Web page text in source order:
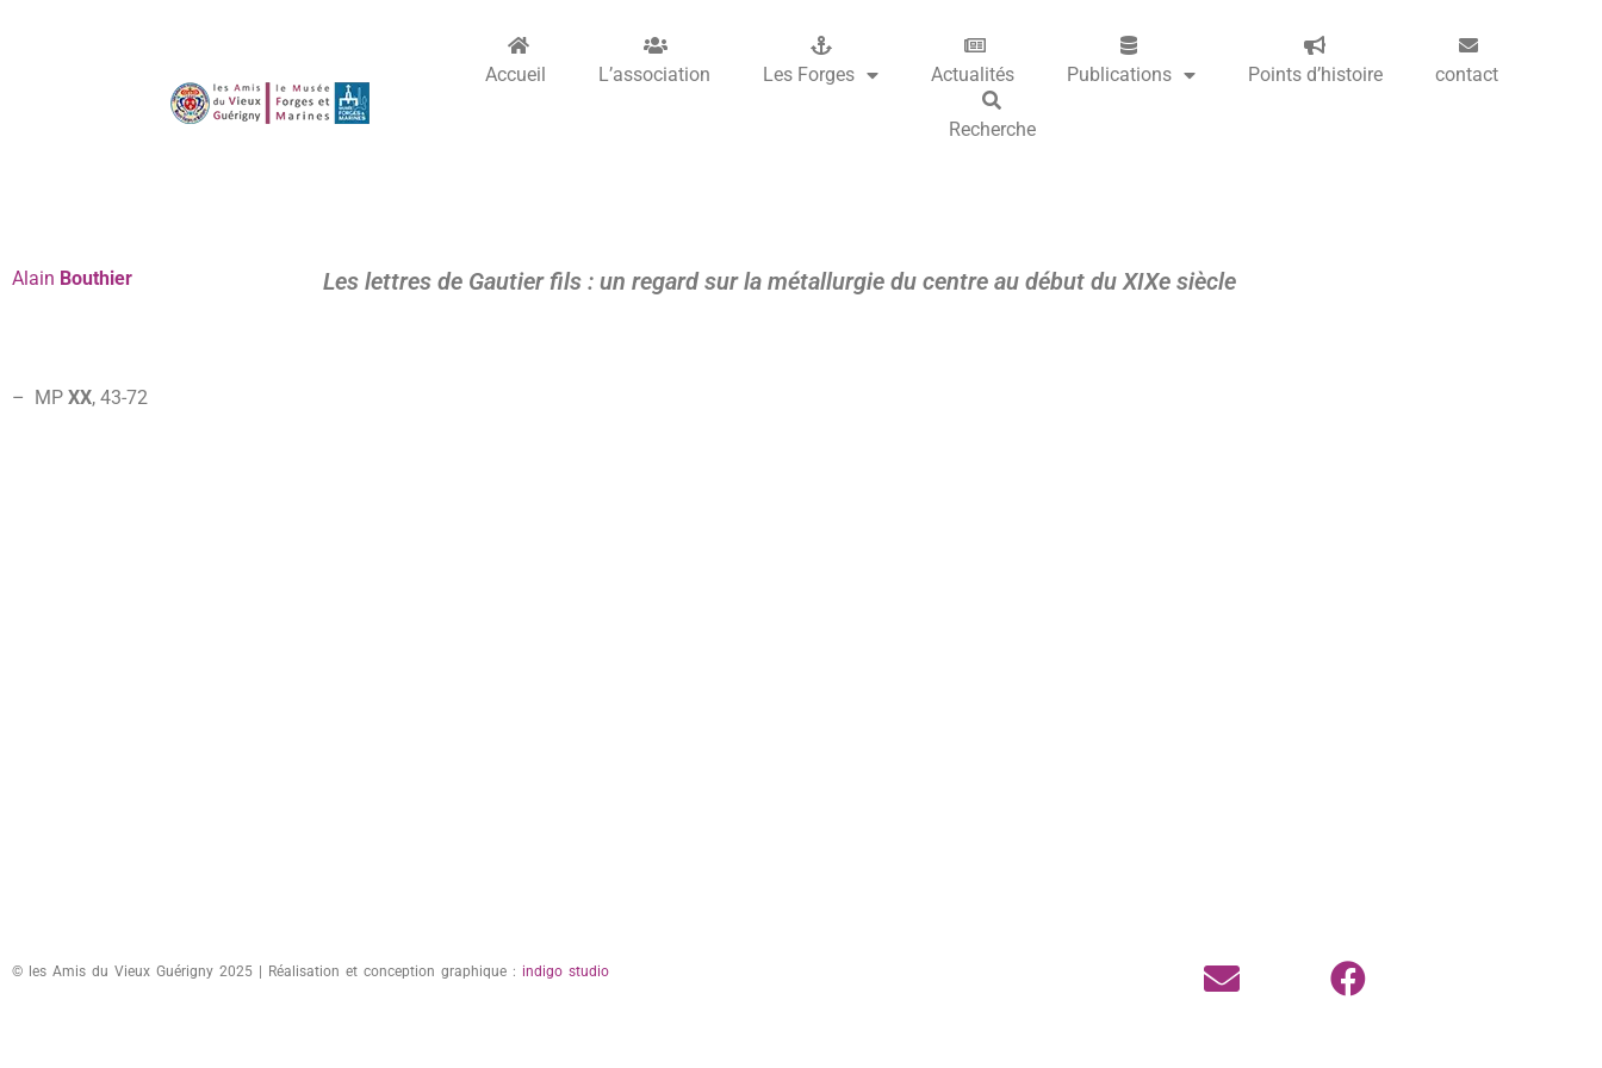
Accueil L’association Les Forges Actualités Publications Points d’histoire contact
Recherche
Alain Bouthier Les lettres de Gautier fils : un regard sur la métallurgie du centre au début du XIXe siècle
– MP XX, 43-72
© les Amis du Vieux Guérigny 2025 | Réalisation et conception graphique : indigo studio